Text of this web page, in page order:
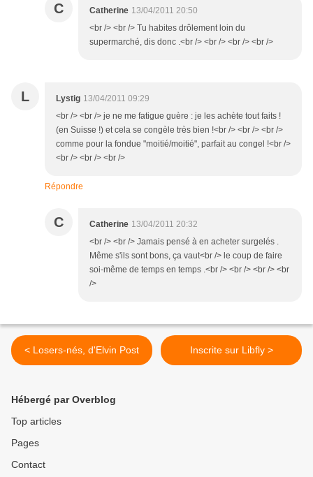
C Catherine 13/04/2011 20:50
<br /> <br /> Tu habites drôlement loin du
supermarché, dis donc .<br /> <br /> <br /> <br />
L Lystig 13/04/2011 09:29
<br /> <br /> je ne me fatigue guère : je les achète tout faits !
(en Suisse !) et cela se congèle très bien !<br /> <br /> <br />
comme pour la fondue "moitié/moitié", parfait au congel !<br />
<br /> <br /> <br />
Répondre
C Catherine 13/04/2011 20:32
<br /> <br /> Jamais pensé à en acheter surgelés .
Même s'ils sont bons, ça vaut<br /> le coup de faire
soi-même de temps en temps .<br /> <br /> <br /> <br
/>
< Losers-nés, d'Elvin Post Inscrite sur Libfly >
Hébergé par Overblog
Top articles
Pages
Contact